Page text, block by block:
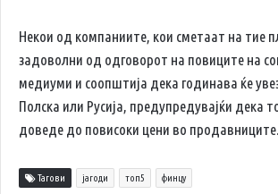
Некои од компаниите, кои сметаат на тие
задоволни од одговорот на повиците на
медиуми и соопштија дека годинава ќе
Полска или Русија, предупредувајќи дека
доведе до повисоки цени во продавниците.
Тагови јагоди топ5 финцу